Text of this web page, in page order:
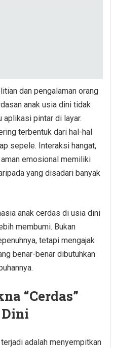
dan pengalaman orang
anak usia dini tidak
aplikasi pintar di layar.
terbentuk dari hal-hal
sepele. Interaksi hangat,
emosional memiliki
yang disadari banyak
anak cerdas di usia dini
membumi. Bukan
tetapi mengajak
benar-benar dibutuhkan
“Cerdas”
adalah menyempitkan